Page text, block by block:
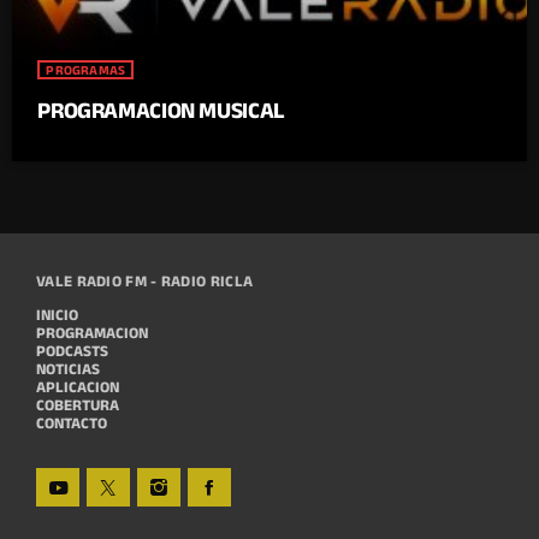
PROGRAMAS
PROGRAMACION MUSICAL
VALE RADIO FM - RADIO RICLA
INICIO
PROGRAMACION
PODCASTS
NOTICIAS
APLICACION
COBERTURA
CONTACTO